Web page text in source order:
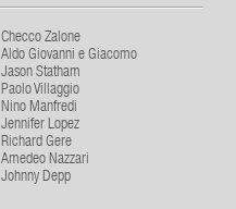
Checco Zalone
Aldo Giovanni e Giacomo
Jason Statham
Paolo Villaggio
Nino Manfredi
Jennifer Lopez
Richard Gere
Amedeo Nazzari
Johnny Depp